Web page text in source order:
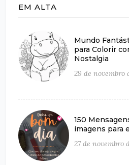
EM ALTA
Mundo
para Colorir
Nostalgia
29 de novembro
150
imagens para
27 de novembro